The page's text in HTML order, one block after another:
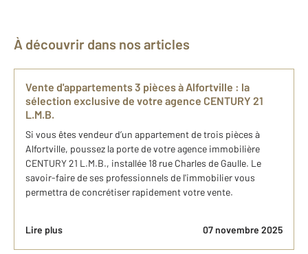
À découvrir dans nos articles
​Vente d'appartements 3 pièces ​à Alfortville​ : la
sélection exclusive de​ votre agence C​ENTURY 21
L.M.B.
Si vous êtes vendeur d’un appartement de trois pièces à
Alfortville, poussez la porte de votre agence immobilière
CENTURY 21 L.M.B., installée 18 rue Charles de Gaulle. Le
savoir-faire de ses professionnels de l'immobilier vous
permettra de concrétiser rapidement votre vente.
Lire plus 07 novembre 2025